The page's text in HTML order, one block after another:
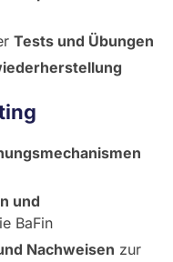
Tests und Übungen
und
BaFin
Nachweisen zur